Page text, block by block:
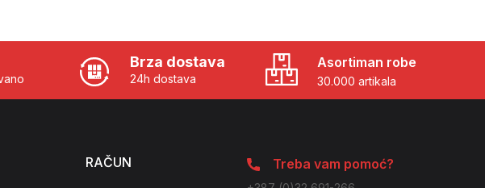
Brza dostava
24h dostava
Asortiman robe
30.000 artikala
RAČUN Treba vam pomoć?